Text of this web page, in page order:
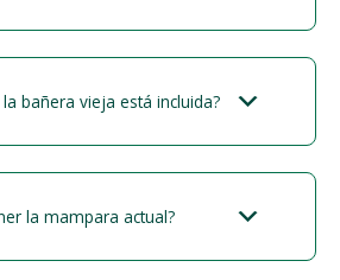
bañera vieja está incluida?
la mampara actual?